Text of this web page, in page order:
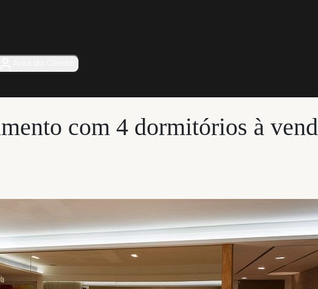
com 4 dormitórios à